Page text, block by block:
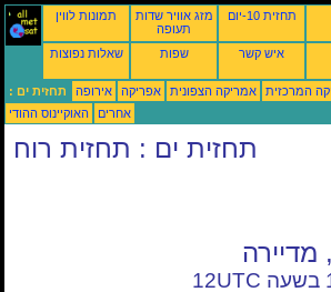
תמונות לווין
מזג אוויר שדות
תעופה
תחזית 10-יום
שאלות נפוצות שפות איש קשר
תחזית ים : אירופה אפריקה אמריקה הצפונית המרכזית
האוקיינוס ההודי
אחרים
תחזית ים : תחזית רוח
מדיירה